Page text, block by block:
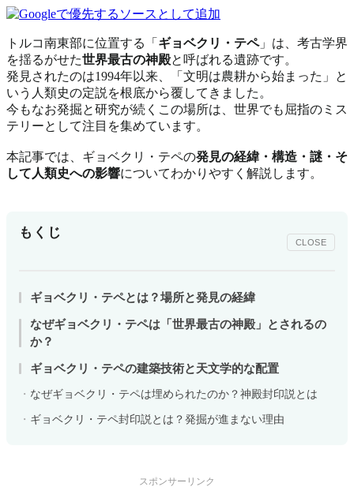
トルコ南東部に位置する「 ギョベクリ・テペ」は、考古学界
を揺るがせた世界最古の神殿と呼ばれる遺跡です。
発見されたのは1994年以来、「文明は農耕から始まった」と
いう人類史の定説を根底から覆してきました。
今もなお発掘と研究が続くこの場所は、世界でも屈指のミス
テリーとして注目を集めています。
本記事では、ギョベクリ・テペの発見の経緯・構造・謎・そ
して人類史への影響についてわかりやすく解説します。
もくじ
CLOSE
ギョベクリ・テペとは？場所と発見の経緯
なぜギョベクリ・テペは「世界最古の神殿」とされるの
か？
ギョベクリ・テペの建築技術と天文学的な配置
なぜギョベクリ・テペは埋められたのか？神殿封印説とは
ギョベクリ・テペ封印説とは？発掘が進まない理由
スポンサーリンク